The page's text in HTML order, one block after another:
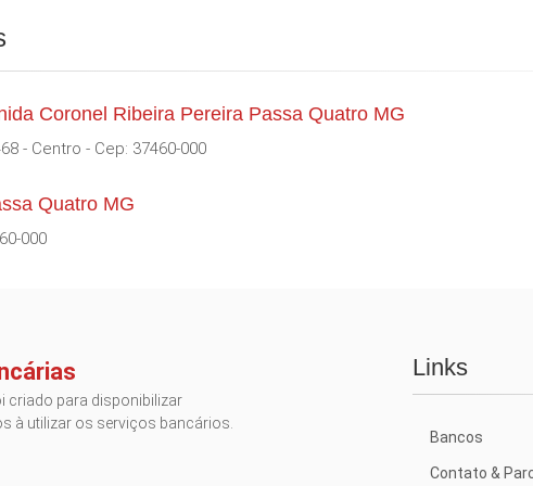
Coronel Ribeira Pereira Passa Quatro MG
- Centro - Cep: 37460-000
Quatro MG
000
criado para disponibilizar
à utilizar os serviços bancários.
Links
Bancos
Contato &